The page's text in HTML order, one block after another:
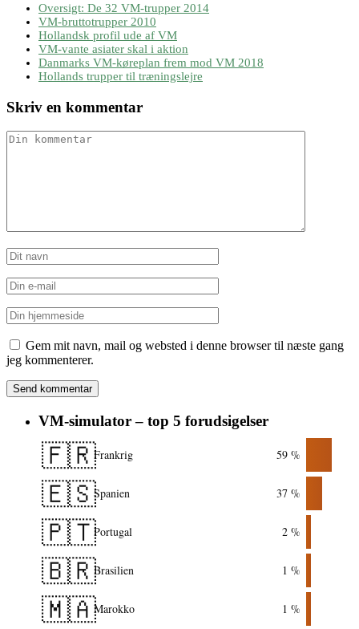
Oversigt: De 32 VM-trupper 2014
VM-bruttotrupper 2010
Hollandsk profil ude af VM
VM-vante asiater skal i aktion
Danmarks VM-køreplan frem mod VM 2018
Hollands trupper til træningslejre
Skriv en kommentar
Gem mit navn, mail og websted i denne browser til næste gang
jeg kommenterer.
VM-simulator – top 5 forudsigelser
🇫🇷Frankrig 59 %
🇪🇸Spanien 37 %
🇵🇹Portugal 2 %
🇧🇷Brasilien 1 %
🇲🇦Marokko 1 %